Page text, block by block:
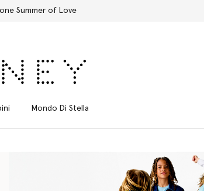
per tutti gli ordini
Mondo Di Stella